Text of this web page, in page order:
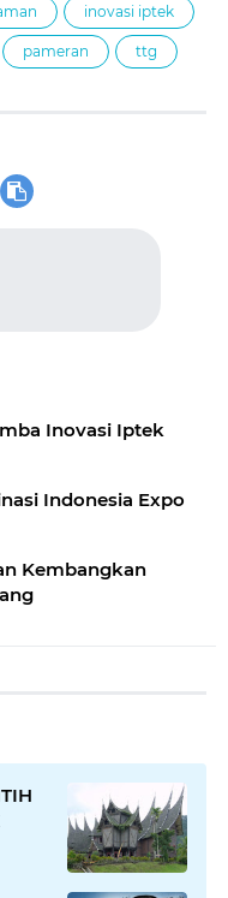
inovasi iptek
pameran ttg
Inovasi Iptek
Indonesia Expo
Kembangkan